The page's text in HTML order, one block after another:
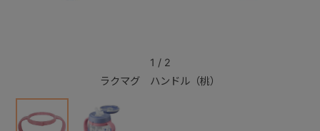
ラクマグ ハンドル（桃）
1 / 2